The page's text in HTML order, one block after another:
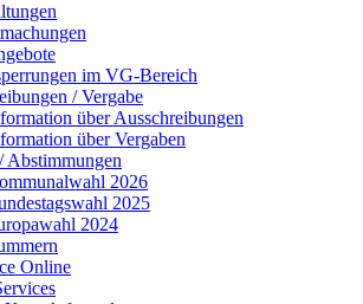
im VG-Bereich
/ Vergabe
über Ausschreibungen
über Vergaben
Abstimmungen
2026
2025
2024
Online